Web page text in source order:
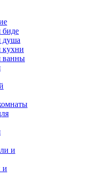
биде
душа
кухни
ванны
и